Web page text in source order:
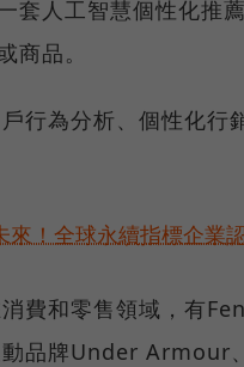
套人工智慧個性化推
商品。
行為分析、個性化行
來！全球永續指標企業
費和零售領域，有
品牌Under Armour、